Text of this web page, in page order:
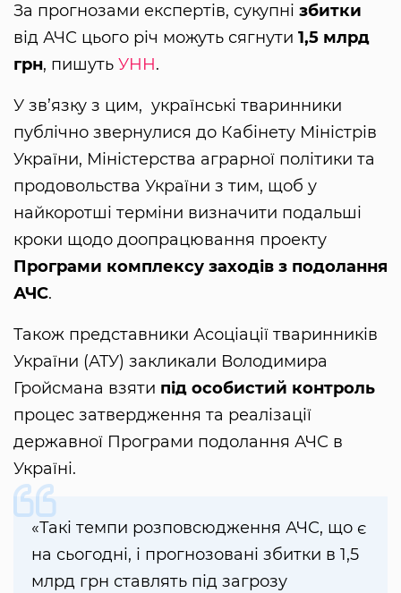
За прогнозами експертів, сукупні збитки
від АЧС цього річ можуть сягнути 1,5 млрд
грн, пишуть УНН.
У зв’язку з цим, українські тваринники
публічно звернулися до Кабінету Міністрів
України, Міністерства аграрної політики та
продовольства України з тим, щоб у
найкоротші терміни визначити подальші
кроки щодо доопрацювання проекту
Програми комплексу заходів з подолання
АЧС.
Також представники Асоціації тваринників
України (АТУ) закликали Володимира
Гройсмана взяти під особистий контроль
процес затвердження та реалізації
державної Програми подолання АЧС в
Україні.
«Такі темпи розповсюдження АЧС, що є
на сьогодні, і прогнозовані збитки в 1,5
млрд грн ставлять під загрозу